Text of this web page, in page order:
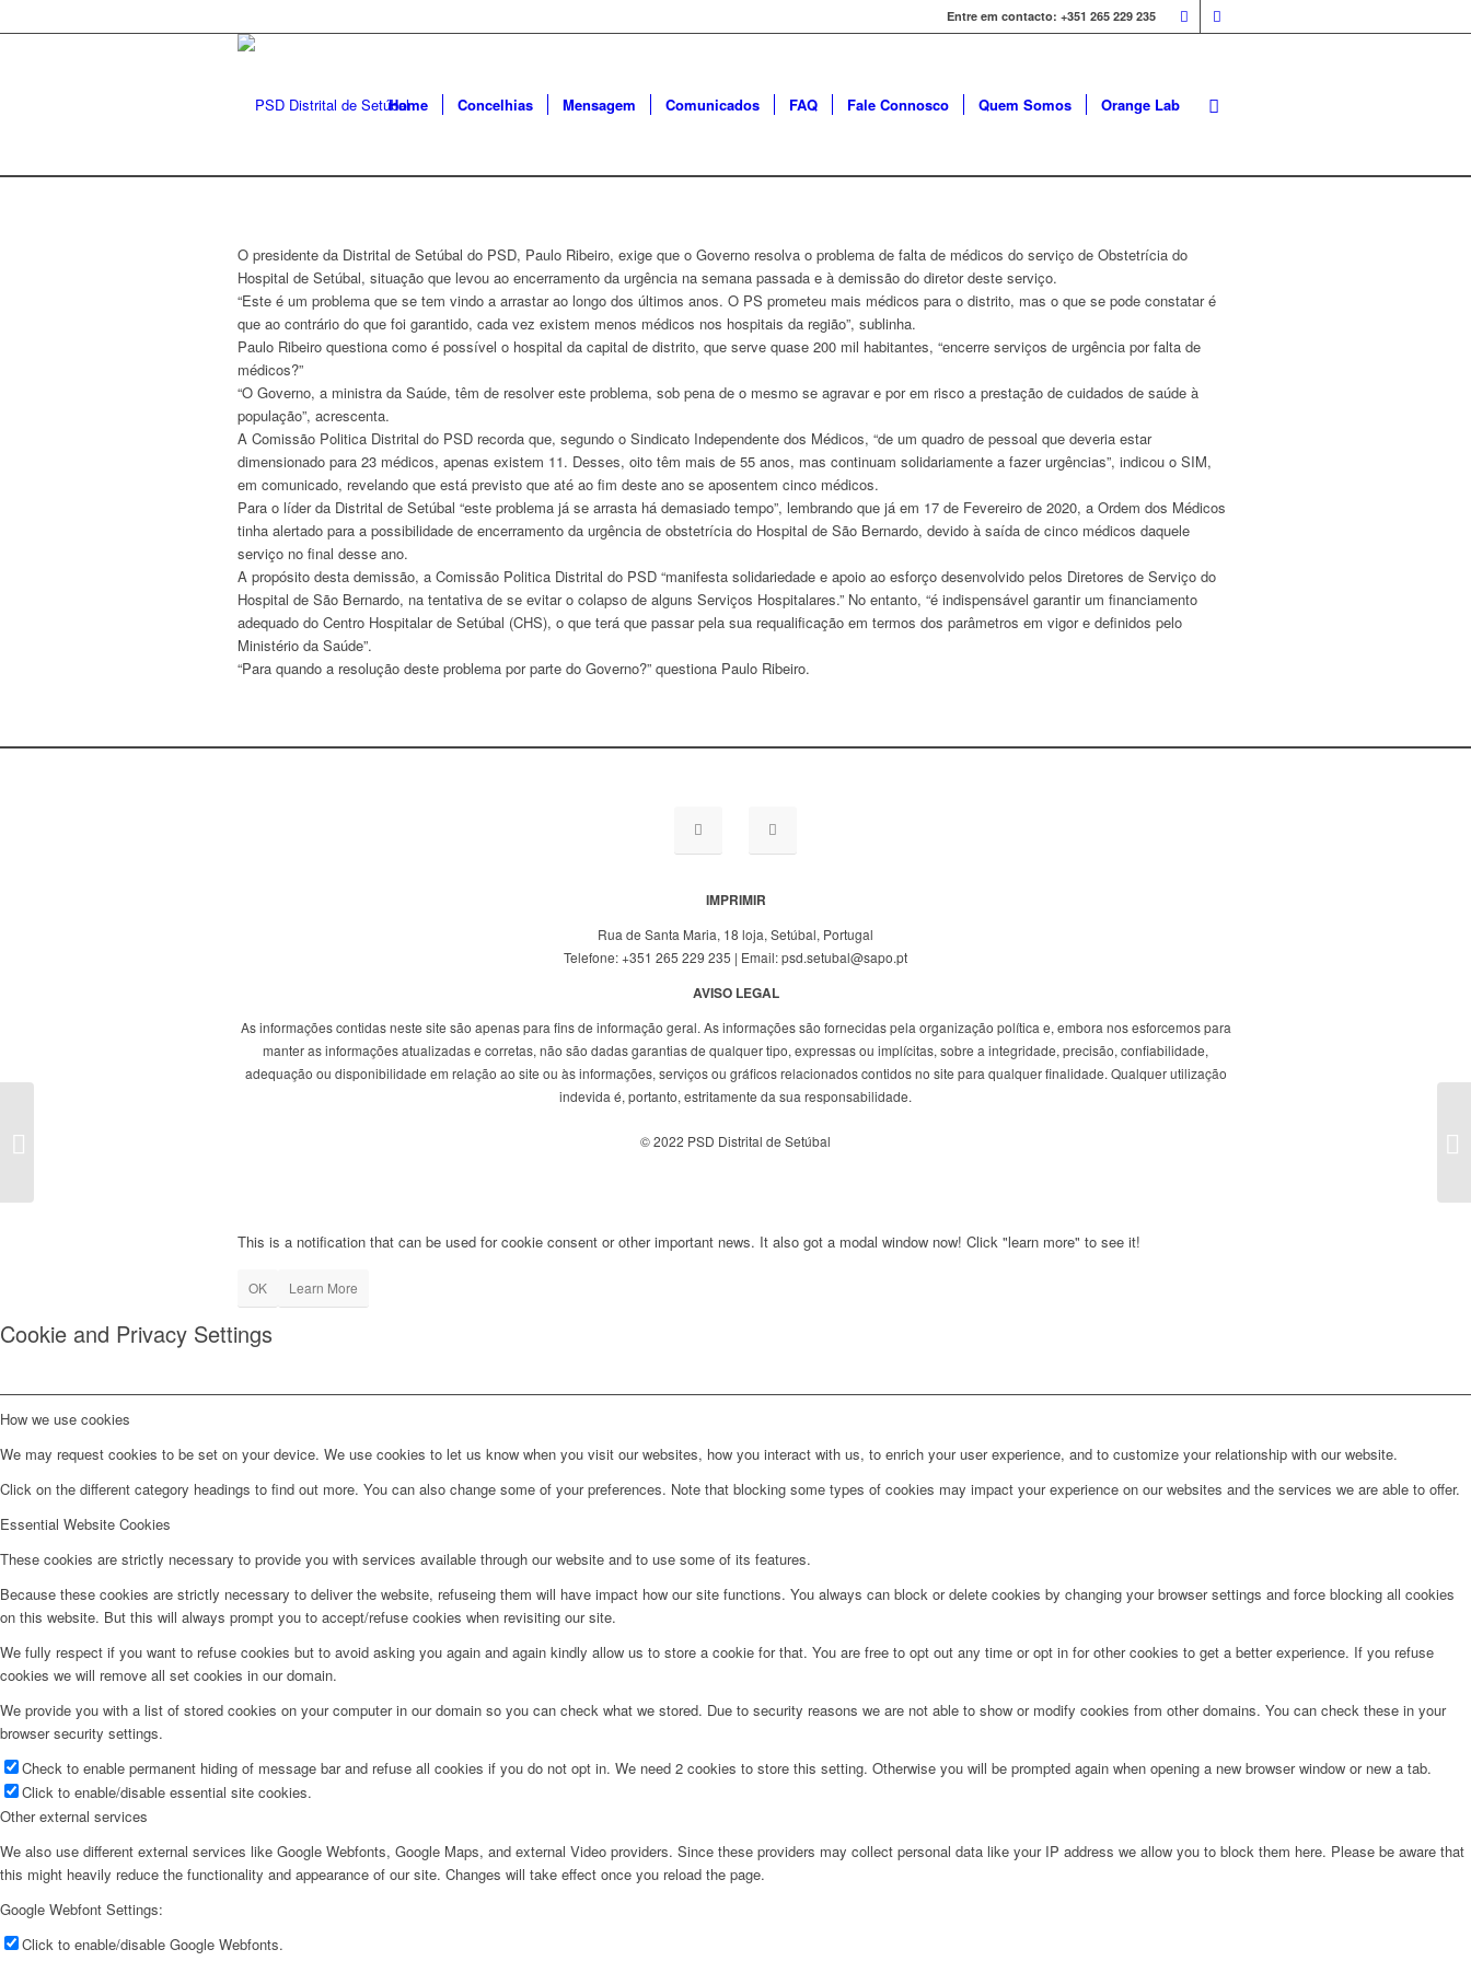
Entre em contacto: +351 265 229 235
Home Concelhias Mensagem Comunicados FAQ Fale Connosco Quem Somos Orange Lab
O presidente da Distrital de Setúbal do PSD, Paulo Ribeiro, exige que o Governo resolva o problema de falta de médicos do serviço de Obstetrícia do
Hospital de Setúbal, situação que levou ao encerramento da urgência na semana passada e à demissão do diretor deste serviço.
“Este é um problema que se tem vindo a arrastar ao longo dos últimos anos. O PS prometeu mais médicos para o distrito, mas o que se pode constatar é
que ao contrário do que foi garantido, cada vez existem menos médicos nos hospitais da região”, sublinha.
Paulo Ribeiro questiona como é possível o hospital da capital de distrito, que serve quase 200 mil habitantes, “encerre serviços de urgência por falta de
médicos?”
“O Governo, a ministra da Saúde, têm de resolver este problema, sob pena de o mesmo se agravar e por em risco a prestação de cuidados de saúde à
população”, acrescenta.
A Comissão Politica Distrital do PSD recorda que, segundo o Sindicato Independente dos Médicos, “de um quadro de pessoal que deveria estar
dimensionado para 23 médicos, apenas existem 11. Desses, oito têm mais de 55 anos, mas continuam solidariamente a fazer urgências”, indicou o SIM,
em comunicado, revelando que está previsto que até ao fim deste ano se aposentem cinco médicos.
Para o líder da Distrital de Setúbal “este problema já se arrasta há demasiado tempo”, lembrando que já em 17 de Fevereiro de 2020, a Ordem dos Médicos
tinha alertado para a possibilidade de encerramento da urgência de obstetrícia do Hospital de São Bernardo, devido à saída de cinco médicos daquele
serviço no final desse ano.
A propósito desta demissão, a Comissão Politica Distrital do PSD “manifesta solidariedade e apoio ao esforço desenvolvido pelos Diretores de Serviço do
Hospital de São Bernardo, na tentativa de se evitar o colapso de alguns Serviços Hospitalares.” No entanto, “é indispensável garantir um financiamento
adequado do Centro Hospitalar de Setúbal (CHS), o que terá que passar pela sua requalificação em termos dos parâmetros em vigor e definidos pelo
Ministério da Saúde”.
“Para quando a resolução deste problema por parte do Governo?” questiona Paulo Ribeiro.
IMPRIMIR
Rua de Santa Maria, 18 loja, Setúbal, Portugal
Telefone: +351 265 229 235 | Email: psd.setubal@sapo.pt
AVISO LEGAL
As informações contidas neste site são apenas para fins de informação geral. As informações são fornecidas pela organização política e, embora nos esforcemos para
manter as informações atualizadas e corretas, não são dadas garantias de qualquer tipo, expressas ou implícitas, sobre a integridade, precisão, confiabilidade,
adequação ou disponibilidade em relação ao site ou às informações, serviços ou gráficos relacionados contidos no site para qualquer finalidade. Qualquer utilização
indevida é, portanto, estritamente da sua responsabilidade.
© 2022 PSD Distrital de Setúbal
This is a notification that can be used for cookie consent or other important news. It also got a modal window now! Click "learn more" to see it!
OK Learn More
Cookie and Privacy Settings
How we use cookies
We may request cookies to be set on your device. We use cookies to let us know when you visit our websites, how you interact with us, to enrich your user experience, and to customize your relationship with our website.
Click on the different category headings to find out more. You can also change some of your preferences. Note that blocking some types of cookies may impact your experience on our websites and the services we are able to offer.
Essential Website Cookies
These cookies are strictly necessary to provide you with services available through our website and to use some of its features.
Because these cookies are strictly necessary to deliver the website, refuseing them will have impact how our site functions. You always can block or delete cookies by changing your browser settings and force blocking all cookies
on this website. But this will always prompt you to accept/refuse cookies when revisiting our site.
We fully respect if you want to refuse cookies but to avoid asking you again and again kindly allow us to store a cookie for that. You are free to opt out any time or opt in for other cookies to get a better experience. If you refuse
cookies we will remove all set cookies in our domain.
We provide you with a list of stored cookies on your computer in our domain so you can check what we stored. Due to security reasons we are not able to show or modify cookies from other domains. You can check these in your
browser security settings.
Check to enable permanent hiding of message bar and refuse all cookies if you do not opt in. We need 2 cookies to store this setting. Otherwise you will be prompted again when opening a new browser window or new a tab.
Click to enable/disable essential site cookies.
Other external services
We also use different external services like Google Webfonts, Google Maps, and external Video providers. Since these providers may collect personal data like your IP address we allow you to block them here. Please be aware that
this might heavily reduce the functionality and appearance of our site. Changes will take effect once you reload the page.
Google Webfont Settings:
Click to enable/disable Google Webfonts.